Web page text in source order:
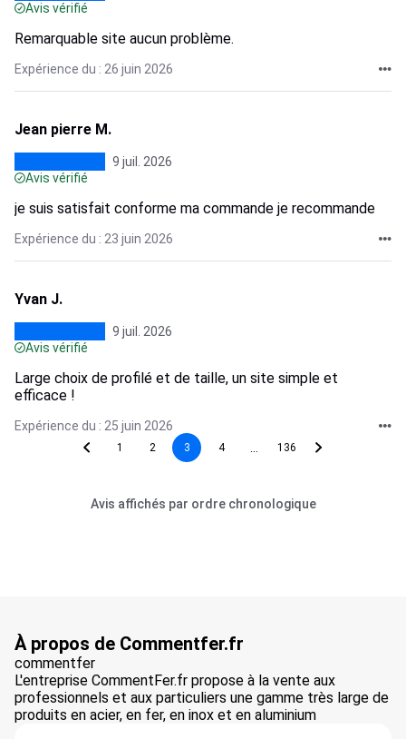
Avis vérifié
Remarquable site aucun problème.
Expérience du : 26 juin 2026
Jean pierre M.
9 juil. 2026
Avis vérifié
je suis satisfait conforme ma commande je recommande
Expérience du : 23 juin 2026
Yvan J.
9 juil. 2026
Avis vérifié
Large choix de profilé et de taille, un site simple et
efficace !
Expérience du : 25 juin 2026
1 2 3 4 136
Avis affichés par ordre chronologique
À propos de Commentfer.fr
commentfer
L'entreprise CommentFer.fr propose à la vente aux
professionnels et aux particuliers une gamme très large de
produits en acier, en fer, en inox et en aluminium